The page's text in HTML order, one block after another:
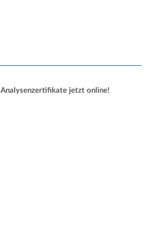
Analysenzertifikate jetzt online!